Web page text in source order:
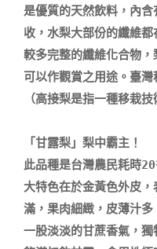
是優質的天然飲料，內
收，水梨大部份的纖維
較多完整的纖維化合物
可以作觀賞之用途。臺
（高接梨是指一種移栽
「甘露梨」梨中霸主！
此品種是台灣農民耗時
大特色在於金黃色外皮
滿，果肉細緻，皮薄汁
一股淡淡的甘蔗香氣，